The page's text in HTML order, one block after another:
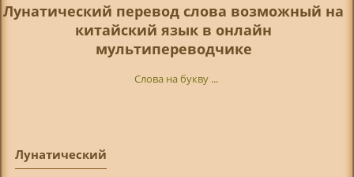
Лунатический перевод слова возможный на
китайский язык в онлайн
мультипереводчике
Слова на букву ...
Лунатический